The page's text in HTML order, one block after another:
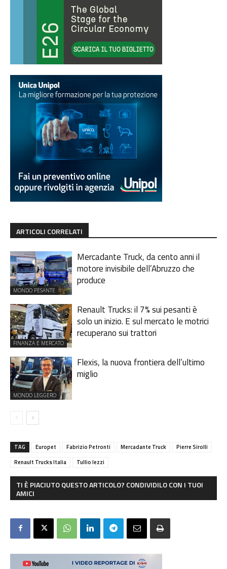
ARTICOLI CORRELATI
MONDO PESANTE
Mercadante Truck, da cento anni il
motore invisibile dell’Abruzzo che
produce
FINANZA E MERCATO
Renault Trucks: il 7% sui pesanti è
solo un inizio. E sul mercato le motrici
recuperano sui trattori
MONDO LEGGERO
Flexis, la nuova frontiera dell’ultimo
miglio
TAG Europet Fabrizio Petronti Mercadante Truck
Pierre Sirolli
Renault Trucks Italia
Tullio Iezzi
TI È PIACIUTO QUESTO ARTICOLO? CONDIVIDILO CON I TUOI
AMICI